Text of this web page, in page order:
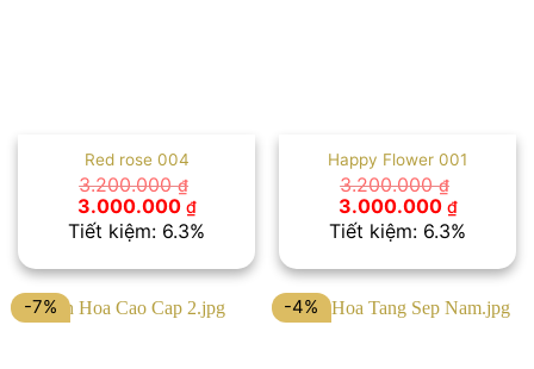
Red rose 004
3.200.000₫
Giá
gốc
là:
3.000.000 ₫Giá
hiện
tại
3.000.000 ₫.
Tiết kiệm: 6.3%
Happy Flower 001
3.200.000₫
Giá
gốc
là:
3.000.000 ₫Giá
hiện
tại
Tiết kiệm: 6.3%
-7% -4%